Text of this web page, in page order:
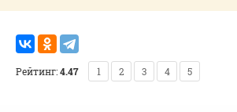
Рейтинг:4.47 1 2 3 4 5